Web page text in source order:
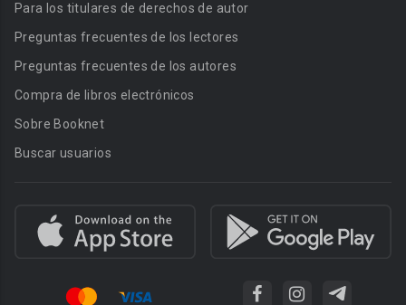
Para los titulares de derechos de autor
Preguntas frecuentes de los lectores
Preguntas frecuentes de los autores
Compra de libros electrónicos
Sobre Booknet
Buscar usuarios